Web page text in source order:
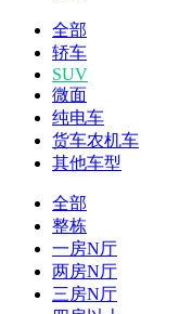
全部
轿车
SUV
微面
纯电车
货车农机车
其他车型
全部
整栋
一房N厅
两房N厅
三房N厅